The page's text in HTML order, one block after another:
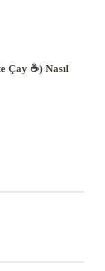
Çay ☕) Nasıl